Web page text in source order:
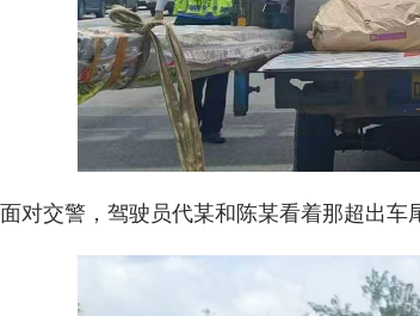
面对交警，驾驶员代某和陈某看着那超出车